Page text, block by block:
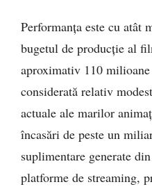
Performanța este cu atât
bugetul de producție al
aproximativ 110
considerată relativ
actuale ale marilor
încasări de peste un
suplimentare generate
platforme de streaming,